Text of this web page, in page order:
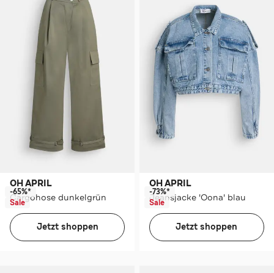
OH APRIL
Cargohose dunkelgrün
-65%*
Sale
Jetzt shoppen
OH APRIL
Jeansjacke 'Oona' blau
-73%*
Sale
Jetzt shoppen